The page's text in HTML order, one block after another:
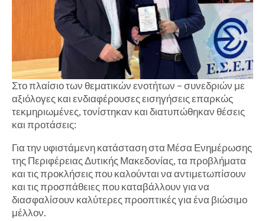
Στο πλαίσιο των θεματικών ενοτήτων – συνεδριών με
αξιόλογες και ενδιαφέρουσες εισηγήσεις επαρκώς
τεκμηριωμένες, τονίστηκαν και διατυπώθηκαν θέσεις
και προτάσεις:
Για την υφιστάμενη κατάσταση στα Μέσα Ενημέρωσης
της Περιφέρειας Δυτικής Μακεδονίας, τα προβλήματα
και τις προκλήσεις που καλούνται να αντιμετωπίσουν
και τις προσπάθειες που καταβάλλουν για να
διασφαλίσουν καλύτερες προοπτικές για ένα βιώσιμο
μέλλον.